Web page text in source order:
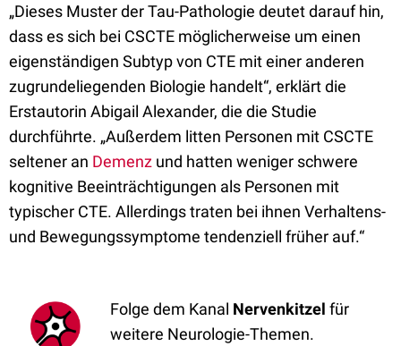
„Dieses Muster der Tau-Pathologie deutet darauf hin,
dass es sich bei CSCTE möglicherweise um einen
eigenständigen Subtyp von CTE mit einer anderen
zugrundeliegenden Biologie handelt“, erklärt die
Erstautorin Abigail Alexander, die die Studie
durchführte. „Außerdem litten Personen mit CSCTE
seltener an Demenz und hatten weniger schwere
kognitive Beeinträchtigungen als Personen mit
typischer CTE. Allerdings traten bei ihnen Verhaltens-
und Bewegungssymptome tendenziell früher auf.“
Folge dem Kanal Nervenkitzel für
weitere Neurologie-Themen.